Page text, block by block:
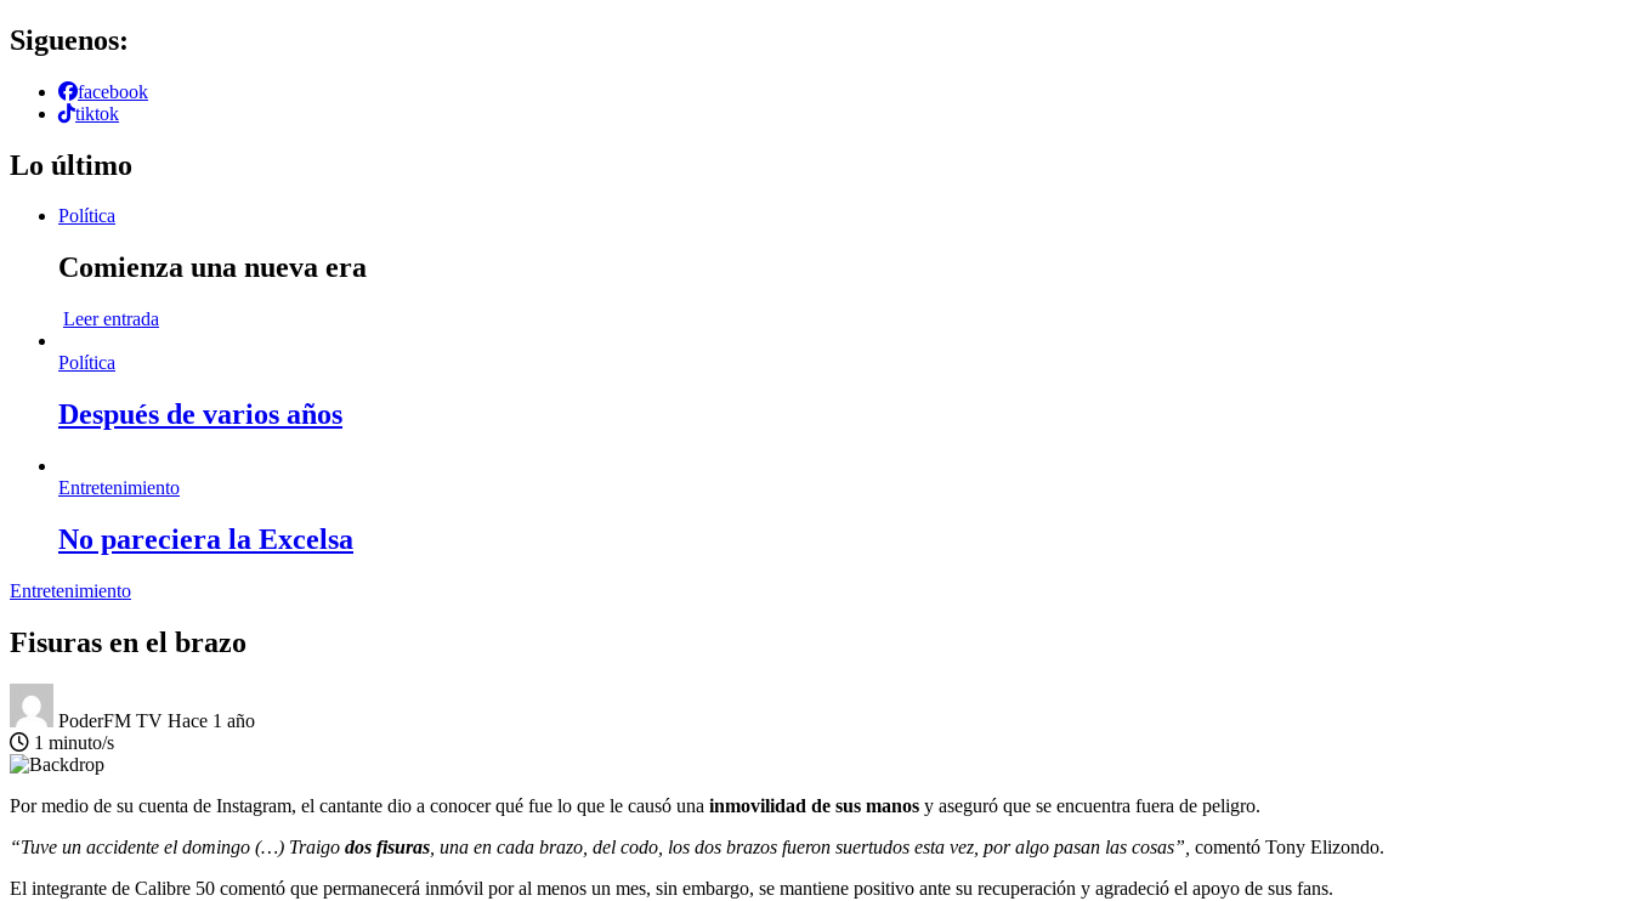
Siguenos:
facebook
tiktok
Lo último
Política
Comienza una nueva era
Leer entrada
Política
Después de varios años
Entretenimiento
No pareciera la Excelsa
Entretenimiento
Fisuras en el brazo
PoderFM TV Hace 1 año
1 minuto/s
Por medio de su cuenta de Instagram, el cantante dio a conocer qué fue lo que le causó una inmovilidad de sus manos y aseguró que se encuentra fuera de peligro.
“Tuve un accidente el domingo (…) Traigo dos fisuras , una en cada brazo, del codo, los dos brazos fueron suertudos esta vez, por algo pasan las cosas”, comentó Tony Elizondo.
El integrante de Calibre 50 comentó que permanecerá inmóvil por al menos un mes, sin embargo, se mantiene positivo ante su recuperación y agradeció el apoyo de sus fans.